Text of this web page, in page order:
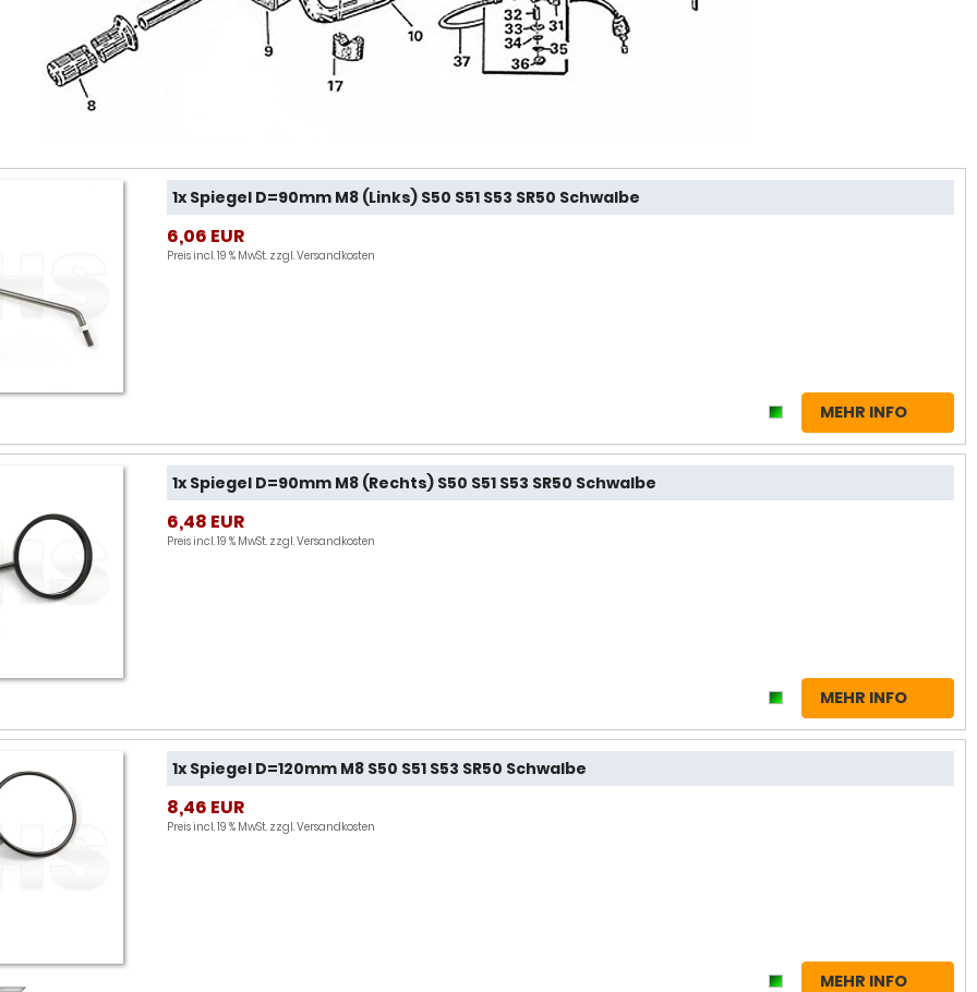
1x Spiegel D=90mm M8 (Links) S50 S51 S53 SR50 Schwalbe
6,06 EUR
Preis incl. 19 % MwSt. zzgl.Versandkosten
MEHR INFO
1x Spiegel D=90mm M8 (Rechts) S50 S51 S53 SR50 Schwalbe
6,48 EUR
Preis incl. 19 % MwSt. zzgl.Versandkosten
MEHR INFO
1x Spiegel D=120mm M8 S50 S51 S53 SR50 Schwalbe
8,46 EUR
Preis incl. 19 % MwSt. zzgl.Versandkosten
MEHR INFO